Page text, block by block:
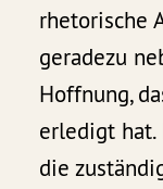
rhetorische
geradezu
Hoffnung,
erledigt
die